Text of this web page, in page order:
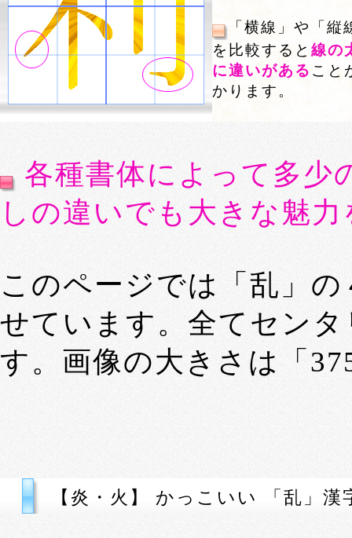
「横線」や「縦
を比較すると 線の
に違いがある こと
かります。
各種書体によって多少
しの違いでも大きな魅
このページでは「乱」
せています。全てセン
す。画像の大きさは「
【炎・火】 かっこいい 「乱」